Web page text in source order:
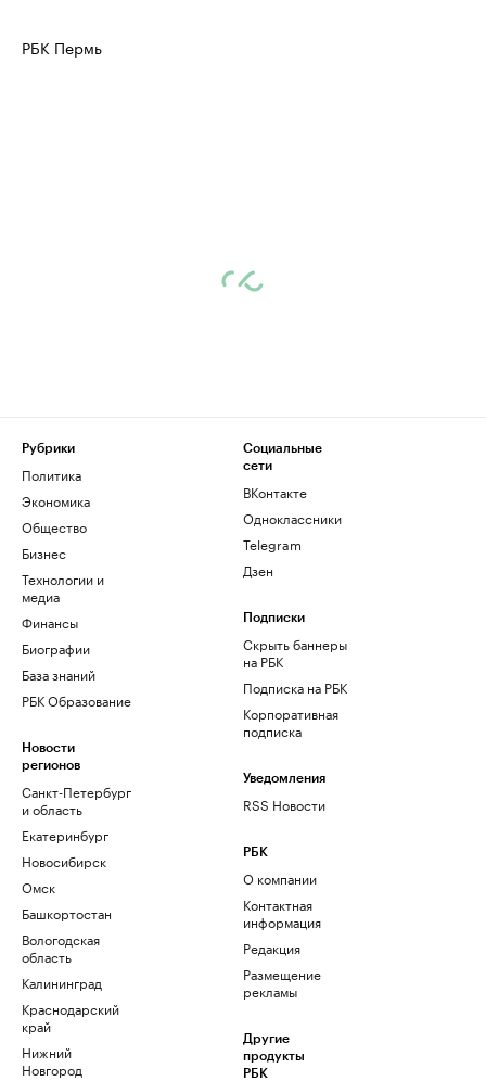
РБК Пермь
Рубрики
Политика
Экономика
Общество
Бизнес
Технологии и
медиа
Финансы
Биографии
База знаний
РБК Образование
Новости
регионов
Санкт-Петербург
и область
Екатеринбург
Новосибирск
Омск
Башкортостан
Вологодская
область
Калининград
Краснодарский
край
Нижний
Новгород
Социальные
сети
ВКонтакте
Одноклассники
Telegram
Дзен
Подписки
Скрыть баннеры
на РБК
Подписка на РБК
Корпоративная
подписка
Уведомления
RSS Новости
РБК
О компании
Контактная
информация
Редакция
Размещение
рекламы
Другие
продукты
РБК